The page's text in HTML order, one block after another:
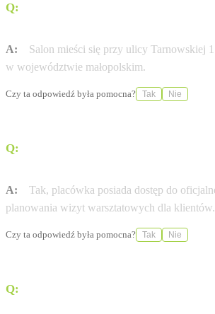
Q:
A:
Salon mieści się przy ulicy Tarnowskiej
w województwie małopolskim.
Czy ta odpowiedź była pomocna? Tak Nie
Q:
A:
Tak, placówka posiada dostęp do
planowania wizyt warsztatowych dla klientów.
Czy ta odpowiedź była pomocna? Tak Nie
Q: